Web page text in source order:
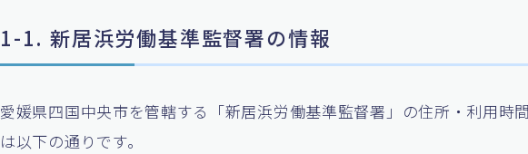
1-1. 新居浜労働基準監督署の情報
愛媛県四国中央市を管轄する「新居浜労働基準監督署」の住所・利用時
は以下の通りです。